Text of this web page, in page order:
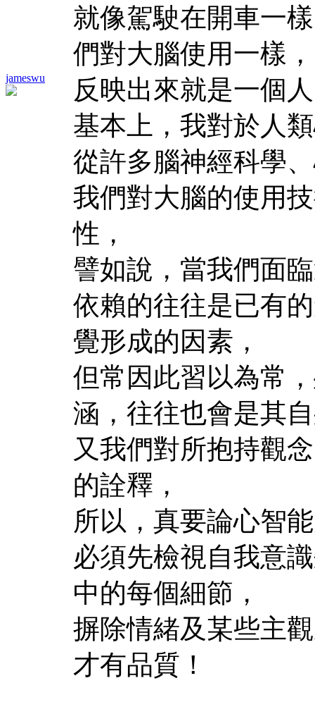
jameswu
就像駕駛在開車一
們對大腦使用一樣，
反映出來就是一個
基本上，我對於人
從許多腦神經科學
我們對大腦的使用
性，
譬如說，當我們面
依賴的往往是已有
覺形成的因素，
但常因此習以為常
涵，往往也會是其
又我們對所抱持觀
的詮釋，
所以，真要論心智
必須先檢視自我意
中的每個細節，
摒除情緒及某些主
才有品質！